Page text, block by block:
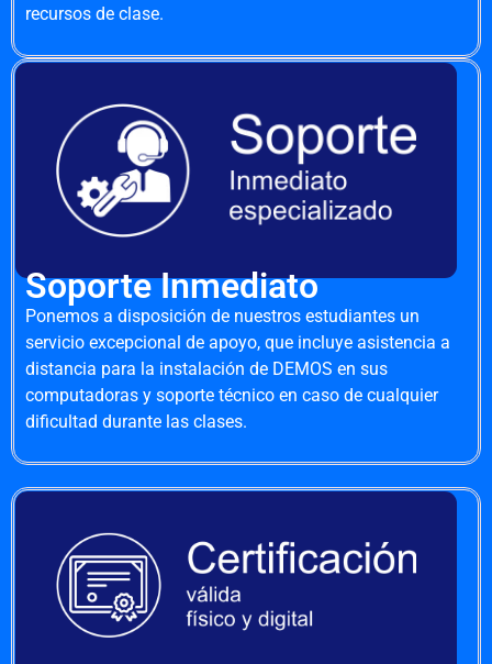
recursos de clase.
Soporte Inmediato
Ponemos a disposición de nuestros estudiantes un
servicio excepcional de apoyo, que incluye asistencia a
distancia para la instalación de DEMOS en sus
computadoras y soporte técnico en caso de cualquier
dificultad durante las clases.